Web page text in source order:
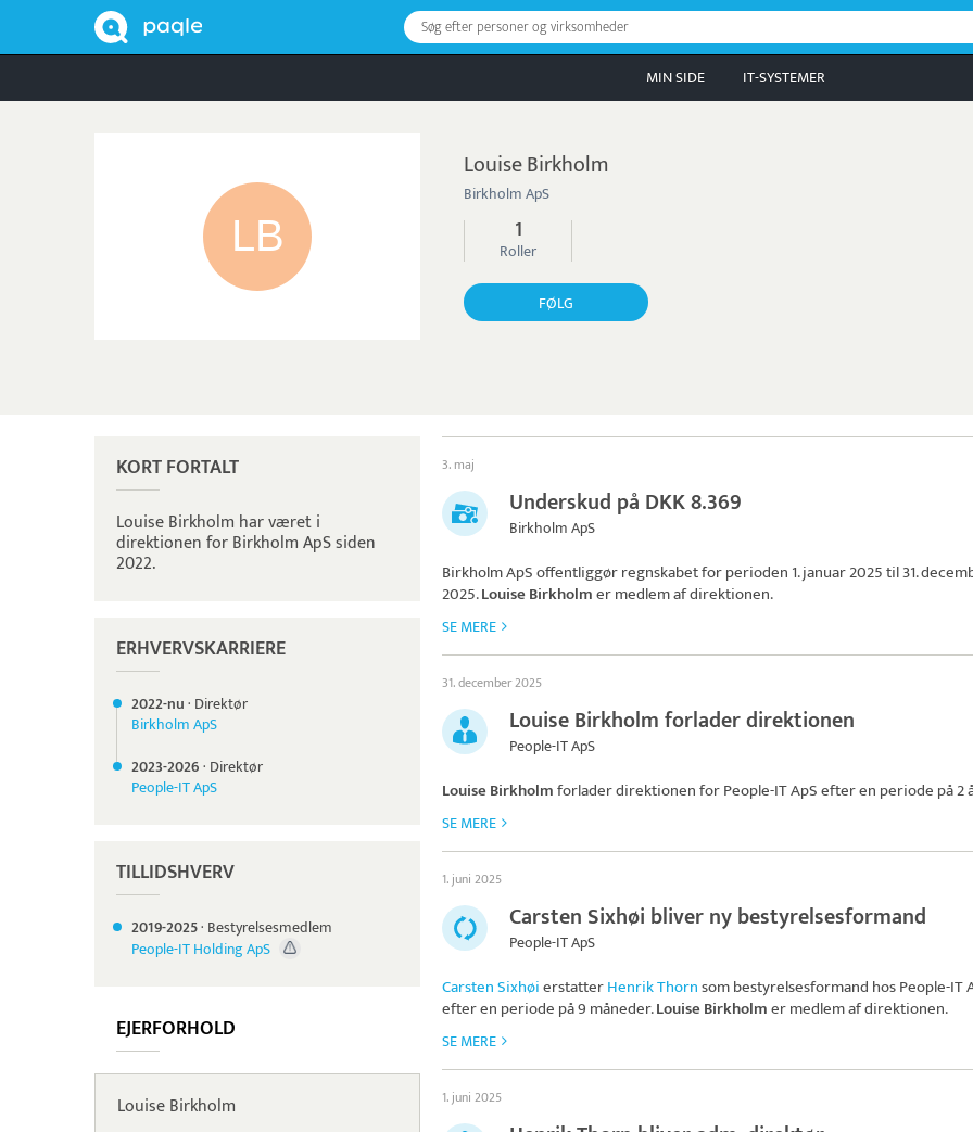
Søg efter personer og virksomheder
MIN SIDE IT-SYSTEMER
Louise Birkholm
Birkholm ApS
1
Roller
FØLG
KORT FORTALT
Louise Birkholm har været i
direktionen for Birkholm ApS siden
2022.
ERHVERVSKARRIERE
2022-nu· Direktør
Birkholm ApS
2023-2026· Direktør
People-IT ApS
TILLIDSHVERV
2019-2025· Bestyrelsesmedlem
People-IT Holding ApS
EJERFORHOLD
Louise Birkholm
3. maj
Underskud på DKK 8.369
Birkholm ApS
Birkholm ApSoffentliggør regnskabet for perioden 1. januar 2025 til 31.
2025.Louise Birkholmer medlem af direktionen.
SE MERE
31. december 2025
Louise Birkholm forlader direktionen
People-IT ApS
Louise Birkholmforlader direktionen forPeople-IT ApSefter en periode på 2
SE MERE
1. juni 2025
Carsten Sixhøi bliver ny bestyrelsesformand
People-IT ApS
Carsten SixhøierstatterHenrik Thornsom bestyrelsesformand hosPeople-IT
efter en periode på 9 måneder.Louise Birkholmer medlem af direktionen.
SE MERE
1. juni 2025